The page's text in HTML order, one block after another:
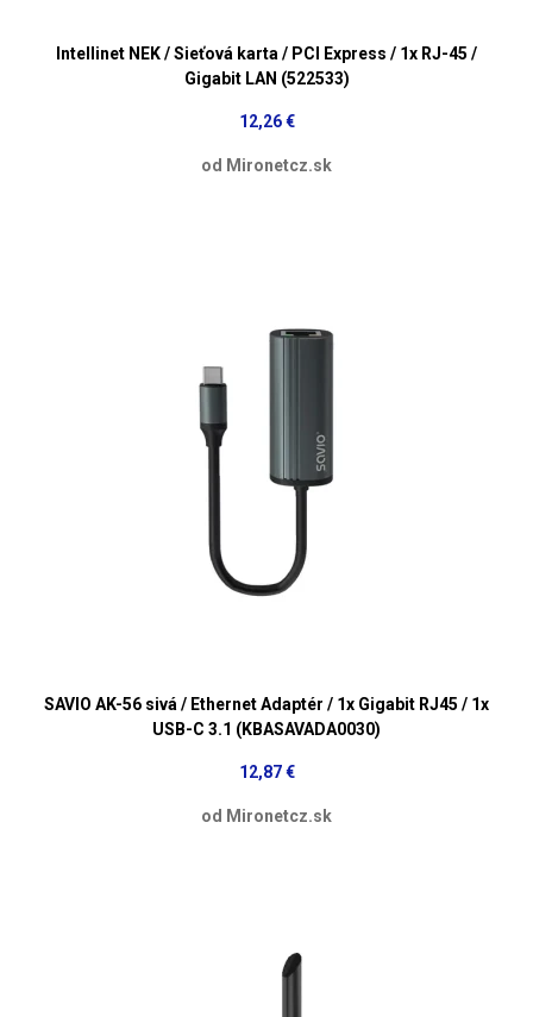
Intellinet NEK / Sieťová karta / PCI Express / 1x RJ-45 /
Gigabit LAN (522533)
12,26 €
od Mironetcz.sk
SAVIO AK-56 sivá / Ethernet Adaptér / 1x Gigabit RJ45 / 1x
USB-C 3.1 (KBASAVADA0030)
12,87 €
od Mironetcz.sk